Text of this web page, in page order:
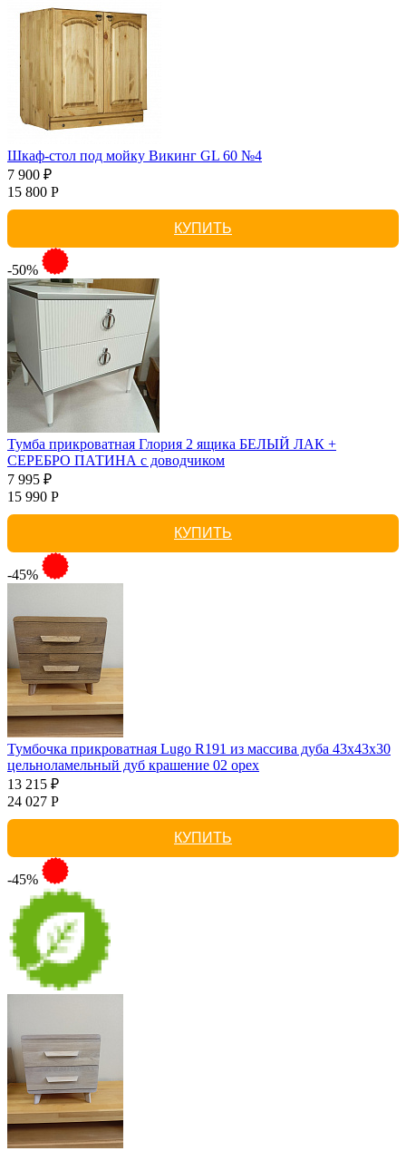
Шкаф-стол под мойку Викинг GL 60 №4
7 900 ₽
15 800 Р
КУПИТЬ
-50%
Тумба прикроватная Глория 2 ящика БЕЛЫЙ ЛАК +
СЕРЕБРО ПАТИНА с доводчиком
7 995 ₽
15 990 Р
КУПИТЬ
-45%
Тумбочка прикроватная Lugo R191 из массива дуба 43х43х30
цельноламельный дуб крашение 02 орех
13 215 ₽
24 027 Р
КУПИТЬ
-45%